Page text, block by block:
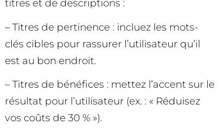
titres et de descriptions :
– Titres de pertinence : incluez les mots-
clés cibles pour rassurer l’utilisateur qu’il
est au bon endroit.
– Titres de bénéfices : mettez l’accent sur le
résultat pour l’utilisateur (ex. : « Réduisez
vos coûts de 30 % »).